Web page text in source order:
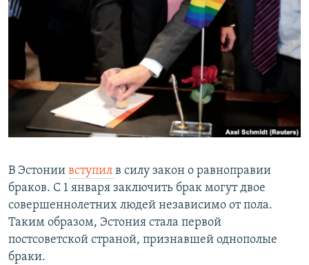
поиску
СЕВЕР.РЕАЛИИ
СИБИРЬ.РЕАЛИИ
РАСПИСАНИЕ ВЕЩАНИЯ
ПОДПИШИТЕСЬ НА РАССЫЛКУ
СОЦИАЛЬНЫЕ СЕТИ
Все сайты РСЕ/РС
В Эстонии вступил в силу закон о равноправии
браков. С 1 января заключить брак могут двое
совершеннолетних людей независимо от пола.
Таким образом, Эстония стала первой
постсоветской страной, признавшей однополые
браки.